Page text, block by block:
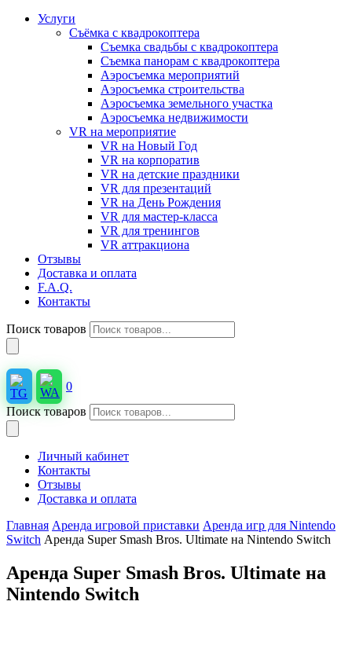
Услуги
Съёмка с квадрокоптера
Съемка свадьбы с квадрокоптера
Съемка панорам с квадрокоптера
Аэросъемка мероприятий
Аэросъемка строительства
Аэросъемка земельного участка
Аэросъемка недвижимости
VR на мероприятие
VR на Новый Год
VR на корпоратив
VR на детские праздники
VR для презентаций
VR на День Рождения
VR для мастер-класса
VR для тренингов
VR аттракциона
Отзывы
Доставка и оплата
F.A.Q.
Контакты
Поиск товаров
0
Поиск товаров
Личный кабинет
Контакты
Отзывы
Доставка и оплата
Главная Аренда игровой приставки Аренда игр для Nintendo
Switch Аренда Super Smash Bros. Ultimate на Nintendo Switch
Аренда Super Smash Bros. Ultimate на
Nintendo Switch